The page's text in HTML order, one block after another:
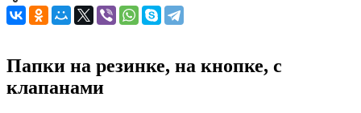
Папки на резинке, на кнопке, с
клапанами